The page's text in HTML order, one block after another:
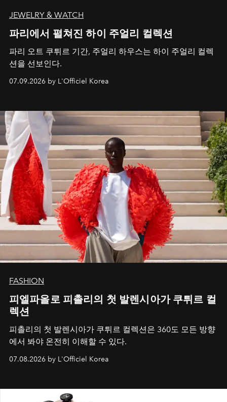
JEWELRY & WATCH
파리에서 펼쳐진 하이 주얼리 컬렉션
파리 오트 쿠튀르 기간, 주얼리 하우스는 하이 주얼리 컬렉
션을 선보인다.
07.09.2026 by L'Officiel Korea
FASHION
피엘파올로 피촐리의 첫 발렌시아가 쿠튀르 컬
렉션
피촐리의 첫 발렌시아가 쿠튀르 컬렉션은 360도 모든 방향
에서 봐야 온전히 이해할 수 있다.
07.08.2026 by L'Officiel Korea